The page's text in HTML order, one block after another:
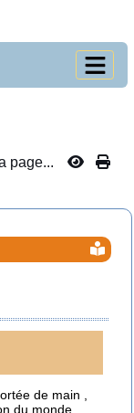
page...
de main ,
du monde